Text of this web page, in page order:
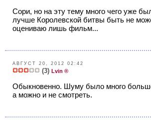
Сори, но на эту тему много чего уже
лучше Королевской битвы быть не
оцениваю лишь фильм...
АВГУСТ 20, 2012 02:42
(3) Lvin ®
Обыкновенно. Шуму было много
а можно и не смотреть.